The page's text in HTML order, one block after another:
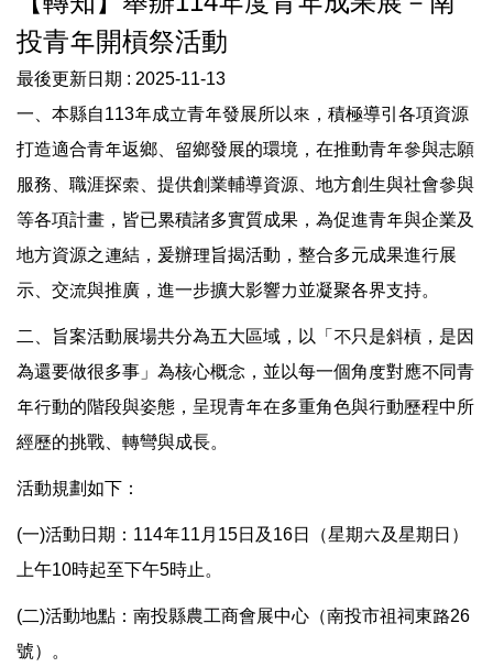
投青年開槓祭活動
最後更新日期 : 2025-11-13
一、本縣自113年成立青年發展所以來，積極導引各項資源
打造適合青年返鄉、留鄉發展的環境，在推動青年參與志願
服務、職涯探索、提供創業輔導資源、地方創生與社會參與
等各項計畫，皆已累積諸多實質成果，為促進青年與企業及
地方資源之連結，爰辦理旨揭活動，整合多元成果進行展
示、交流與推廣，進一步擴大影響力並凝聚各界支持。
二、旨案活動展場共分為五大區域，以「不只是斜槓，是因
為還要做很多事」為核心概念，並以每一個角度對應不同青
年行動的階段與姿態，呈現青年在多重角色與行動歷程中所
經歷的挑戰、轉彎與成長。
活動規劃如下：
(一)活動日期：114年11月15日及16日（星期六及星期日）
上午10時起至下午5時止。
(二)活動地點：南投縣農工商會展中心（南投市祖祠東路26
號）。